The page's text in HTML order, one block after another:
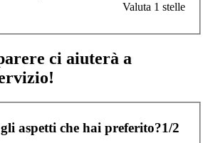
Valuta 1 stelle
ci aiuterà a
aspetti che hai preferito?1/2